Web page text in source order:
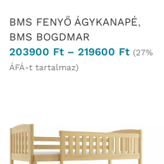
BMS FENYŐ ÁGYKANAPÉ,
BMS BOGDMAR
203900 Ft – 219600 Ft (27%
ÁFÁ-t tartalmaz)